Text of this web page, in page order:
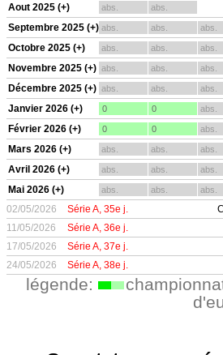
Aout 2025 (+) abs. abs.
Septembre 2025 (+) abs. abs. abs.
Octobre 2025 (+) abs. abs. abs.
Novembre 2025 (+) abs. abs. abs.
Décembre 2025 (+) abs. abs. abs.
Janvier 2026 (+) 0 0 abs.
Février 2026 (+) 0 0 abs.
Mars 2026 (+) abs. abs. abs.
Avril 2026 (+) abs. abs. abs.
Mai 2026 (+) abs. abs. abs.
02/05/2026 Série A, 35e j.
11/05/2026
Série A, 36e j.
17/05/2026
Série A, 37e j.
24/05/2026
Série A, 38e j.
légende: